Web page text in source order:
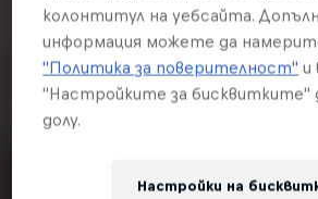
колонтитул на уебсайта.
информация можете да
"Политика за поверителност" и
"Настройките за бисквитките"
долу.
Настройки на